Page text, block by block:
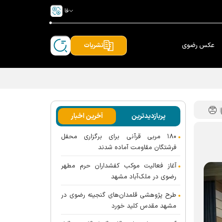
فا
عکس رضوی نشریات
پربازدیدترین آخرین اخبار
۱۸۰ مربی قرآنی برای برگزاری محفل
فرشتگان مقاومت آماده شدند
آغاز فعالیت موکب کفشداران حرم مطهر
رضوی در ملک‌آباد مشهد
طرح پژوهشی قلمدان‌های گنجینه رضوی در
مشهد مقدس کلید خورد